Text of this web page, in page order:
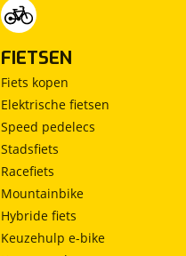
FIETSEN
Fiets kopen
Elektrische fietsen
Speed pedelecs
Stadsfiets
Racefiets
Mountainbike
Hybride fiets
Keuzehulp e-bike